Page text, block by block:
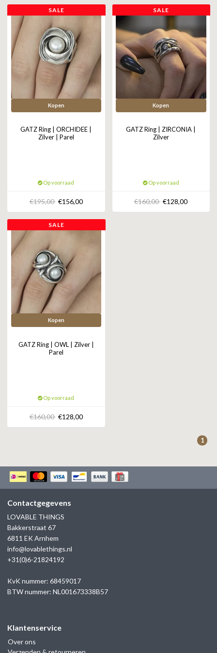
ZAG BIJOUX
LILLY
KAPTEN & SON
SALE
Kopen
GATZ Ring | ORCHIDEE |
Zilver | Parel
Op voorraad
€195,00 €156,00
SALE
Kopen
GATZ Ring | ZIRCONIA |
Zilver
Op voorraad
€160,00 €128,00
SALE
Kopen
GATZ Ring | OWL | Zilver |
Parel
Op voorraad
€160,00 €128,00
1
Contactgegevens
LOVABLE THINGS
Bakkerstraat 67
6811 EK Arnhem
info@lovablethings.nl
+31(0)6-21824192
KvK nummer: 68459017
BTW nummer: NL001673338B57
Klantenservice
Over ons